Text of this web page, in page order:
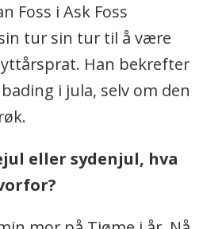
Foss i Ask Foss
tur sin tur til å være
Han bekrefter
i jula, selv om den
eller sydenjul, hva